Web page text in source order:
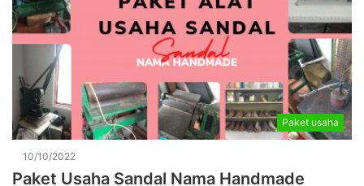
Paket usaha
10/10/2022
Paket Usaha Sandal Nama Handmade